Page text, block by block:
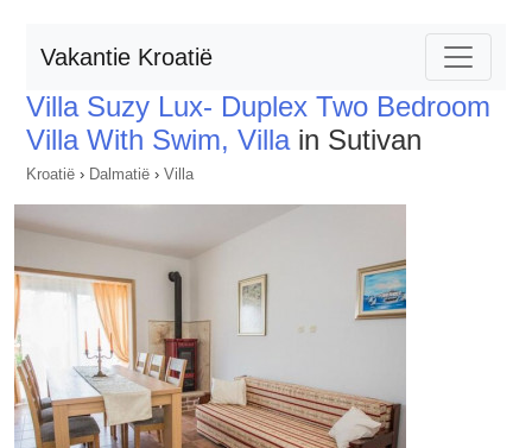
Vakantie Kroatië
Villa Suzy Lux- Duplex Two Bedroom
Villa With Swim, Villain Sutivan
Kroatië › Dalmatië › Villa